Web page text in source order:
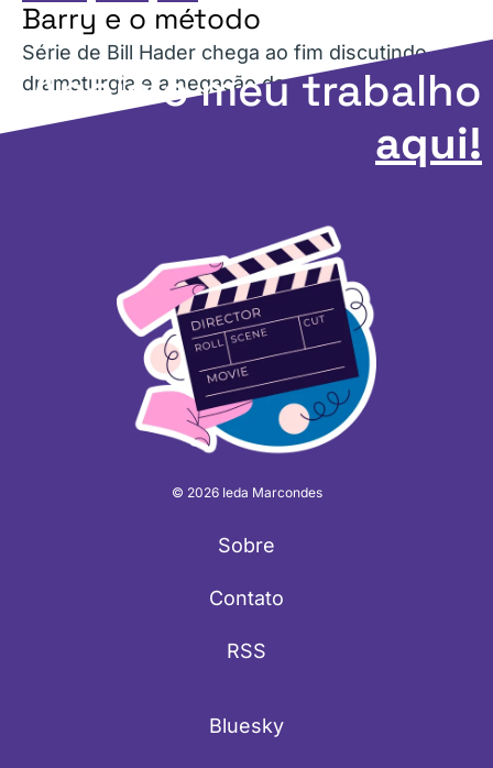
Barry e o método
Série de Bill Hader chega ao fim discutindo
dramaturgia e a negação da realidade.
Apoie o meu trabalho
aqui!
© 2026 Ieda Marcondes
Sobre
Contato
RSS
Bluesky